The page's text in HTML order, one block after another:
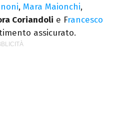
, Mara Maionchi,
Coriandoli e Francesco
assicurato.